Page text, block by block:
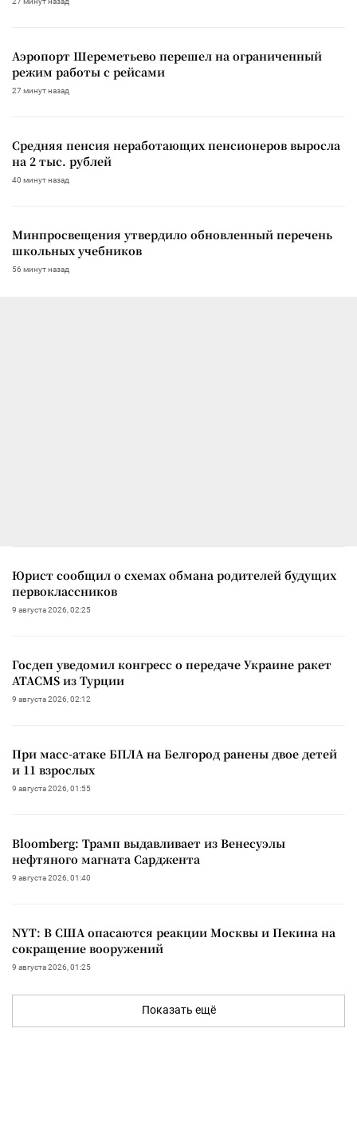
Аэропорт Шереметьево перешел на ограниченный
режим работы с рейсами
27 минут назад
Средняя пенсия неработающих пенсионеров выросла
на 2 тыс. рублей
40 минут назад
Минпросвещения утвердило обновленный перечень
школьных учебников
56 минут назад
Юрист сообщил о схемах обмана родителей будущих
первоклассников
9 августа 2026, 02:25
Госдеп уведомил конгресс о передаче Украине ракет
ATACMS из Турции
9 августа 2026, 02:12
При масс-атаке БПЛА на Белгород ранены двое детей
и 11 взрослых
9 августа 2026, 01:55
Bloomberg: Трамп выдавливает из Венесуэлы
нефтяного магната Сарджента
9 августа 2026, 01:40
NYT: В США опасаются реакции Москвы и Пекина на
сокращение вооружений
9 августа 2026, 01:25
Показать ещё